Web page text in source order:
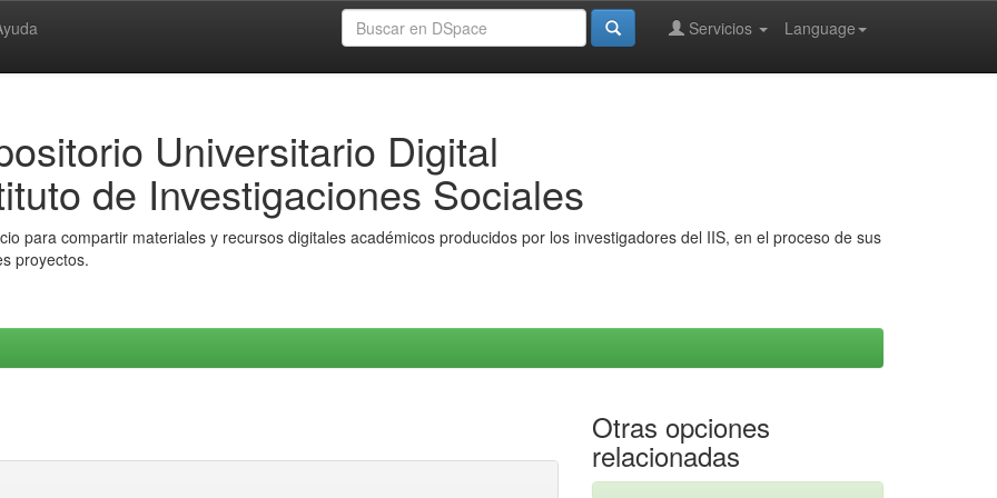
Language
Servicios
Universitario Digital
de Investigaciones Sociales
para compartir materiales y recursos digitales académicos producidos por los investigadores del IIS, en el proceso de sus
proyectos.
Otras opciones
relacionadas